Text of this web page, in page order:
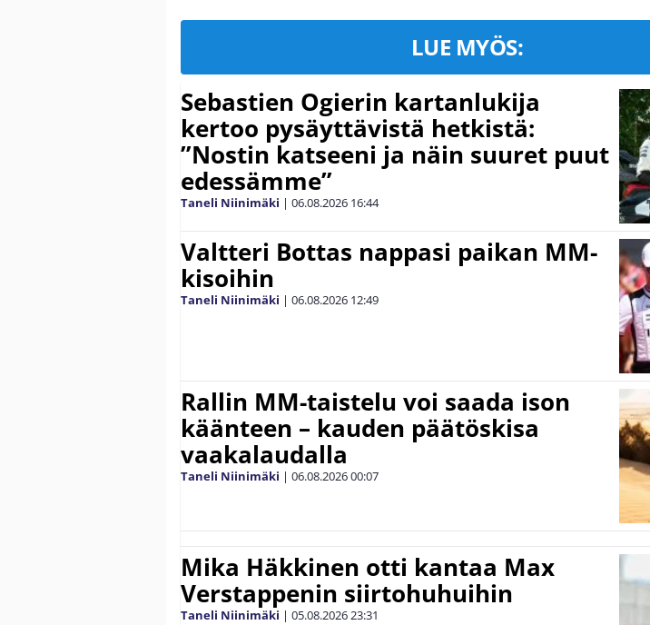
LUE MYÖS:
Sebastien Ogierin kartanlukija
kertoo pysäyttävistä hetkistä:
”Nostin katseeni ja näin suuret puut
edessämme”
Taneli Niinimäki | 06.08.2026 16:44
Valtteri Bottas nappasi paikan MM-
kisoihin
Taneli Niinimäki | 06.08.2026 12:49
Rallin MM-taistelu voi saada ison
käänteen – kauden päätöskisa
vaakalaudalla
Taneli Niinimäki | 06.08.202600:07
Mika Häkkinen otti kantaa Max
Verstappenin siirtohuhuihin
Taneli Niinimäki | 05.08.202623:31